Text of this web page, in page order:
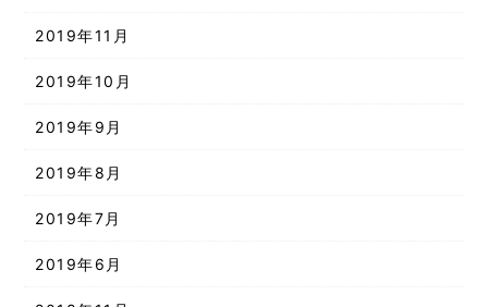
2019年11月
2019年10月
2019年9月
2019年8月
2019年7月
2019年6月